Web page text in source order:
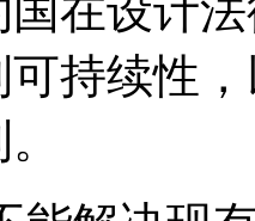
在设计
持续性